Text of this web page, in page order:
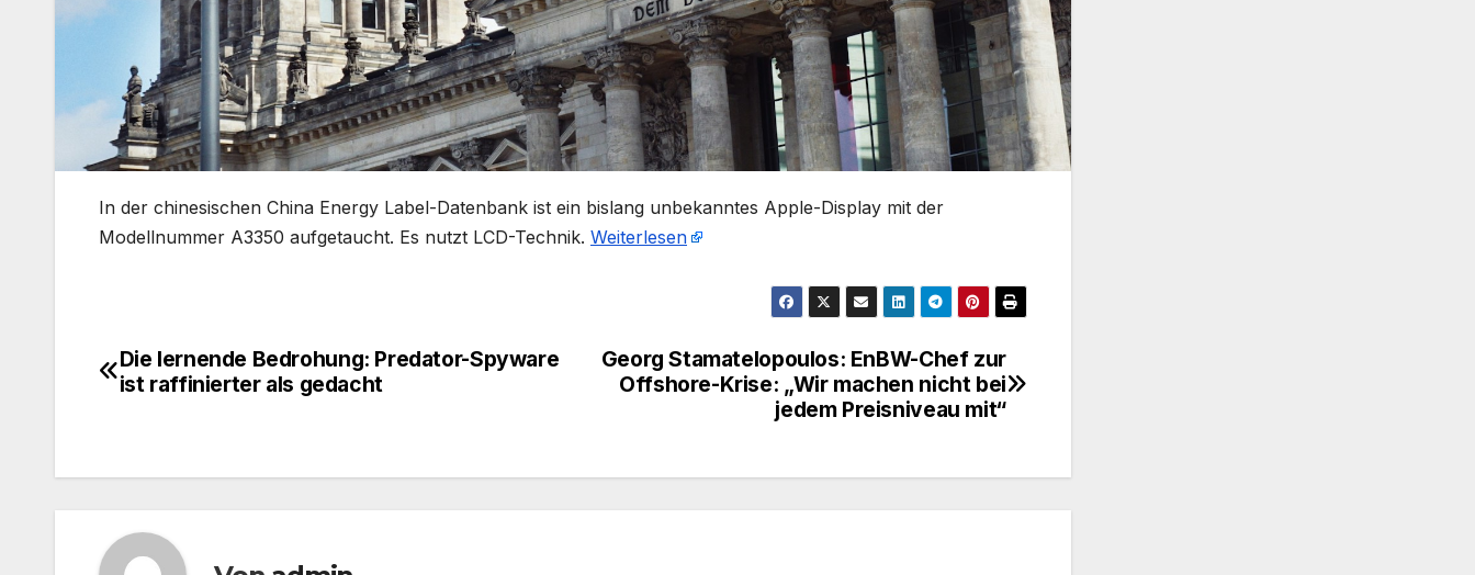
​In der chinesischen China Energy Label-Datenbank ist ein bislang unbekanntes Apple-Display mit der
Modellnummer A3350 aufgetaucht. Es nutzt LCD-Technik. Weiterlesen
Beitragsnavigation
Georg Stamatelopoulos: EnBW-Chef zur
Offshore-Krise: „Wir machen nicht bei
jedem Preisniveau mit“
Die lernende Bedrohung: Predator-Spyware
ist raffinierter als gedacht